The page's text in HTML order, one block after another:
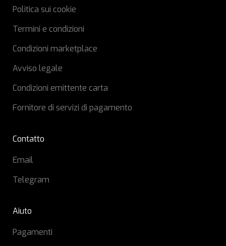
Politica sui cookie
Termini e condizioni
Condizioni marketplace
Avviso legale
Condizioni emittente carta
Fornitore di servizi di pagamento
Contatto
Email
Telegram
Aiuto
Pagamenti